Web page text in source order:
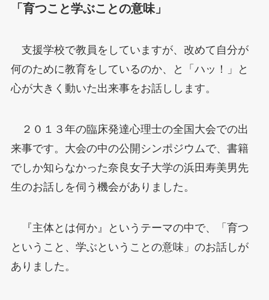
「育つこと学ぶことの意味」
支援学校で教員をしていますが、改めて自分が
何のために教育をしているのか、と「ハッ！」と
心が大きく動いた出来事をお話しします。
２０１３年の臨床発達心理士の全国大会での出
来事です。大会の中の公開シンポジウムで、書籍
でしか知らなかった奈良女子大学の浜田寿美男先
生のお話しを伺う機会がありました。
『主体とは何か』というテーマの中で、「育つ
ということ、学ぶということの意味」のお話しが
ありました。